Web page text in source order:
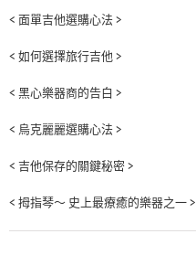
< 面單吉他選購心法 >
< 如何選擇旅行吉他 >
< 黑心樂器商的告白 >
< 烏克麗麗選購心法 >
< 吉他保存的關鍵秘密 >
< 拇指琴～ 史上最療癒的樂器之一 >